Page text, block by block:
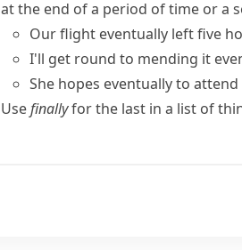
at the end of a period of time or a
Our flight eventually left five
I'll get round to mending it
She hopes eventually to
Usefinallyfor the last in a list of